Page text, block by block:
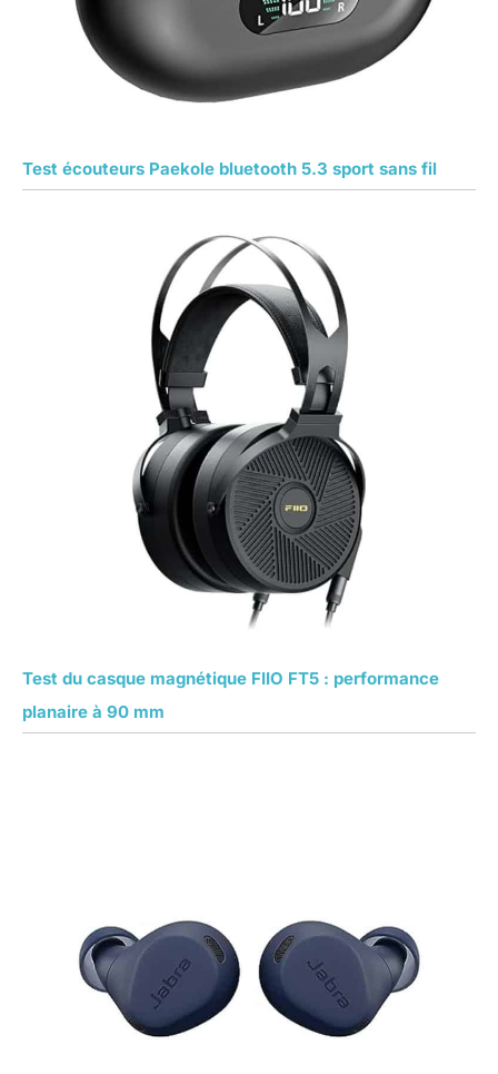
Test écouteurs Paekole bluetooth 5.3 sport sans fil
Test du casque magnétique FIIO FT5 : performance
planaire à 90 mm